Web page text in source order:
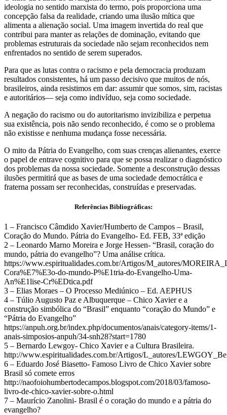
ideologia no sentido marxista do termo, pois proporciona uma
concepção falsa da realidade, criando uma ilusão mítica que
alimenta a alienação social. Uma imagem invertida do real que
contribui para manter as relações de dominação, evitando que
problemas estruturais da sociedade não sejam reconhecidos nem
enfrentados no sentido de serem superados.
Para que as lutas contra o racismo e pela democracia produzam
resultados consistentes, há um passo decisivo que muitos de nós,
brasileiros, ainda resistimos em dar: assumir que somos, sim, racistas
e autoritários— seja como indivíduo, seja como sociedade.
A negação do racismo ou do autoritarismo invizibiliza e perpetua
sua existência, pois não sendo reconhecido, é como se o problema
não existisse e nenhuma mudança fosse necessária.
O mito da Pátria do Evangelho, com suas crenças alienantes, exerce
o papel de entrave cognitivo para que se possa realizar o diagnóstico
dos problemas da nossa sociedade. Somente a desconstrução dessas
ilusões permitirá que as bases de uma sociedade democrática e
fraterna possam ser reconhecidas, construídas e preservadas.
Referências Bibliográficas:
1 – Francisco Câmdido Xavier/Humberto de Campos – Brasil,
Coração do Mundo. Pátria do Evangelho- Ed. FEB, 33ª edição
2 – Leonardo Marno Moreira e Jorge Hessen- “Brasil, coração do
mundo, pátria do evangelho”? Uma análise crítica.
https://www.espiritualidades.com.br/Artigos/M_autores/
Cora%E7%E3o-do-mundo-P%E1tria-do-Evangelho-Uma-
An%E1lise-Cr%EDtica.pdf
3 – Elias Moraes – O Processo Mediúnico – Ed. AEPHUS
4 – Túlio Augusto Paz e Albuquerque – Chico Xavier e a
construção simbólica do “Brasil” enquanto “coração do Mundo” e
“Pátria do Evangelho”
https://anpuh.org.br/index.php/documentos/anais/category-items/1-
anais-simposios-anpuh/34-snh28?start=1780
5 – Bernardo Lewgoy- Chico Xavier e a Cultura Brasileira.
http://www.espiritualidades.com.br/Artigos/L_autores/
6 – Eduardo José Biasetto- Famoso Livro de Chico Xavier sobre
Brasil só comete erros
http://naofoiohumbertodecampos.blogspot.com/2018/03/famoso-
livro-de-chico-xavier-sobre-o.html
7 – Maurício Zanolini- Brasil é o coração do mundo e a pátria do
evangelho?